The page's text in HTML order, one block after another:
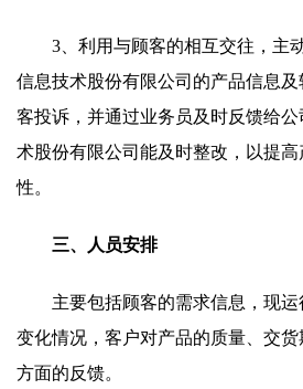
3、利用与顾客的相互交往，主
信息技术股份有限公司的产品信息
客投诉，并通过业务员及时反馈给
术股份有限公司能及时整改，以提
性。
三、人员安排
主要包括顾客的需求信息，现
变化情况，客户对产品的质量、交
方面的反馈。